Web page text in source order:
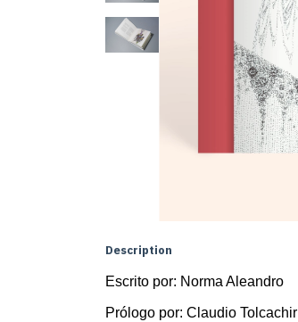
Description
Escrito por: Norma Aleandro
Prólogo por: Claudio Tolcachir